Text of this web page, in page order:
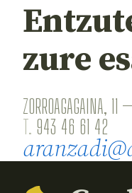
zure
ZORROAGAGAINA,
T. 943 46 61 42